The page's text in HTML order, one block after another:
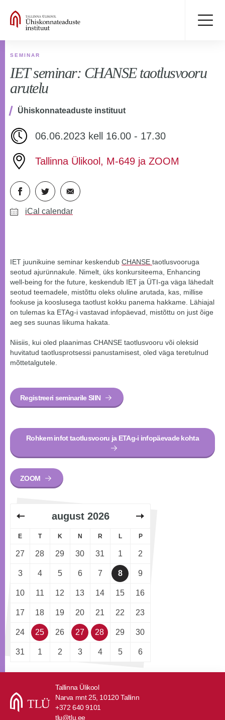
august 2026
E T K N R L P
27 28 29 30 31 1 2
3 4 5 6 7 8 9
10 11 12 13 14 15 16
17 18 19 20 21 22 23
24 25 26 27 28 29 30
31 1 2 3 4 5 6
SEMINAR
IET seminar: CHANSE taotlusvooru
arutelu
Ühiskonnateaduste instituut
06.06.2023 kell 16.00 - 17.30
Tallinna Ülikool, M-649 ja ZOOM
iCal calendar
IET juunikuine seminar keskendub CHANSE taotlusvooruga
seotud ajurünnakule. Nimelt, üks konkursiteema, Enhancing
well-being for the future, keskendub IET ja ÜTI-ga väga lähedalt
seotud teemadele, mistõttu oleks oluline arutada, kas, millise
fookuse ja kooslusega taotlust kokku panema hakkame. Lähiajal
on tulemas ka ETAg-i vastavad infopäevad, mistõttu on just õige
aeg ses suunas liikuma hakata.
Niisiis, kui oled plaanimas CHANSE taotlusvooru või oleksid
huvitatud taotlusprotsessi panustamisest, oled väga teretulnud
mõttetalgutele.
Registreeri seminarile SIIN
Rohkem infot taotlusvooru ja ETAg-i infopäevade kohta
ZOOM
Tallinna Ülikool
Narva mnt 25, 10120 Tallinn
+372 640 9101
tlu@tlu.ee